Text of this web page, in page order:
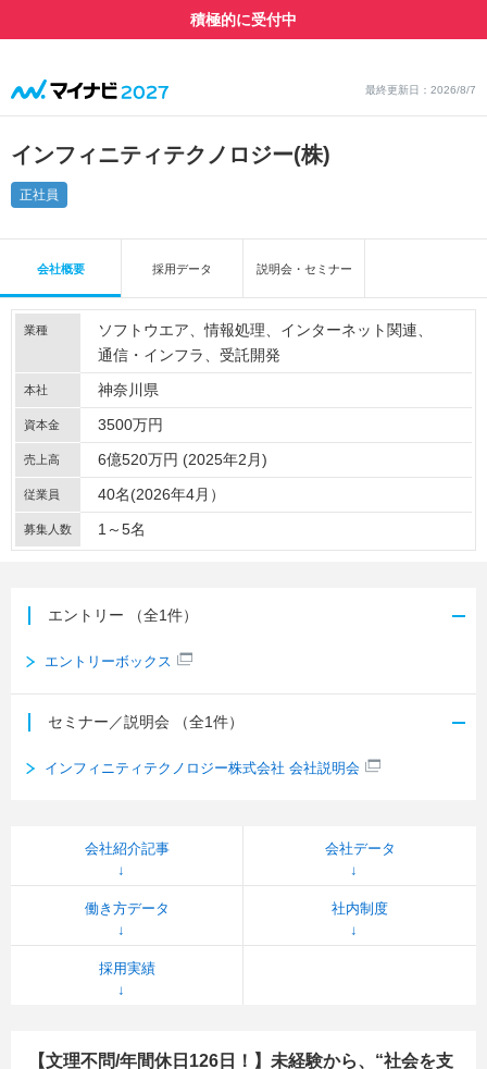
最終更新日：2026/8/7
インフィニティテクノロジー(株)
正社員
積極的に受付中
会社概要 採用データ 説明会・セミナー
業種 ソフトウエア 情報処理
インターネット関連
通信・インフラ
受託開発
本社 神奈川県
資本金 3500万円
売上高 6億520万円 (2025年2月)
従業員 40名(2026年4月）
募集人数 1～5名
エントリー （全1件）
エントリーボックス
セミナー／説明会 （全1件）
インフィニティテクノロジー株式会社 会社説明会
会社紹介記事 会社データ
働き方データ 社内制度
採用実績
【文理不問/年間休日126日！】未経験から、“社会を支